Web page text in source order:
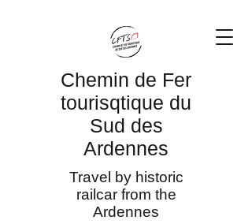
Chemin de Fer
tourisqtique du
Sud des
Ardennes
Travel by historic
railcar from the
Ardennes